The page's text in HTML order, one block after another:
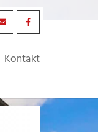
Kontakt